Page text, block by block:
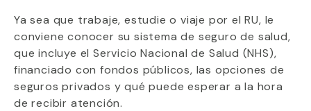
Ya sea que trabaje, estudie o viaje por el RU, le
conviene conocer su sistema de seguro de salud,
que incluye el Servicio Nacional de Salud (NHS),
financiado con fondos públicos, las opciones de
seguros privados y qué puede esperar a la hora
de recibir atención.